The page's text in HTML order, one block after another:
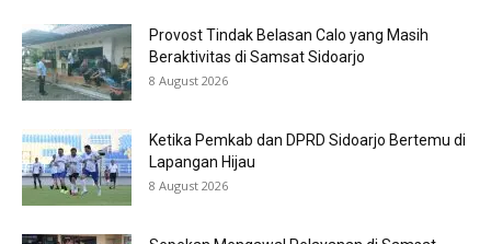
Provost Tindak Belasan Calo yang Masih
Beraktivitas di Samsat Sidoarjo
8 August 2026
Ketika Pemkab dan DPRD Sidoarjo Bertemu di
Lapangan Hijau
8 August 2026